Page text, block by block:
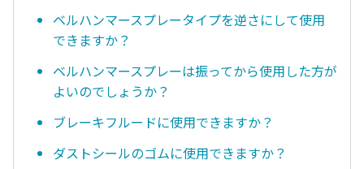
ベルハンマースプレータイプを逆さにして使用
できますか？
ベルハンマースプレーは振ってから使用した方が
よいのでしょうか？
ブレーキフルードに使用できますか？
ダストシールのゴムに使用できますか？